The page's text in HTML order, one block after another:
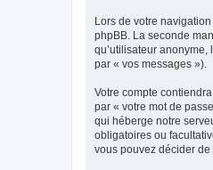
Lors de votre
phpBB. La seconde
qu’utilisateur
par « vos messages »).
Votre compte
par « votre mot de
qui héberge notre
obligatoires ou
vous pouvez décider